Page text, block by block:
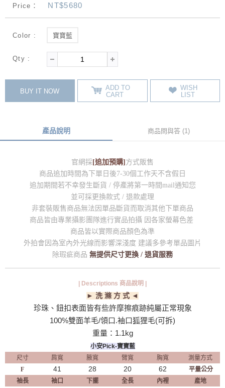
Price： NT$5680
Color : 寶寶藍
Qty :
BUY IT NOW
ADD TO
CART
WISH
LIST
產品說明 商品問與答 (1)
官網採 [追加預購] 方式販售
商品追加時間為下單日後7-30個工作天不含假日
追加期間若不幸發生斷貨 / 停產將第一時間mail通知您
並可採更換款式 / 退款處理
非套裝販售商品無法因單品斷貨而取消其他下單商品
商品皆由專業攝影團隊進行實品拍攝 因各家螢幕色差
商品皆以實際商品顏色為準
外拍會因為室內外光線而影響深淺度 建議多參考單品圖片
除瑕疵商品 無提供尺寸更換 / 退貨服務
| Descriptions 商品說明 |
► 洗 滌 方 式 ◄
珍珠、鈕扣表面皆有些許摩擦痕跡純屬正常現象
100%雙面羊毛/領口.袖口狐狸毛(可拆)
重量：1.1kg
小安Pick-寶寶藍
尺寸
肩寬 腋寬 臂寬 胸寬
測量方式
F
41 28 20 62
平量公分
袖長
袖口 下擺 全長 內裡 產地